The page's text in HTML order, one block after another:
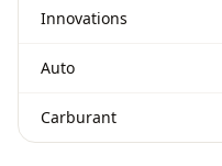
Innovations
Auto
Carburant